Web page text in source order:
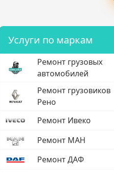
Услуги по маркам
Ремонт грузовых
автомобилей
Ремонт грузовиков
Рено
Ремонт Ивеко
Ремонт МАН
Ремонт ДАФ